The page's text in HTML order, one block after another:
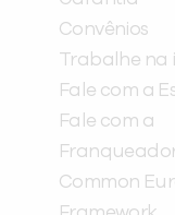
Convênios
Trabalhe na
Fale com a
Fale com a
Common